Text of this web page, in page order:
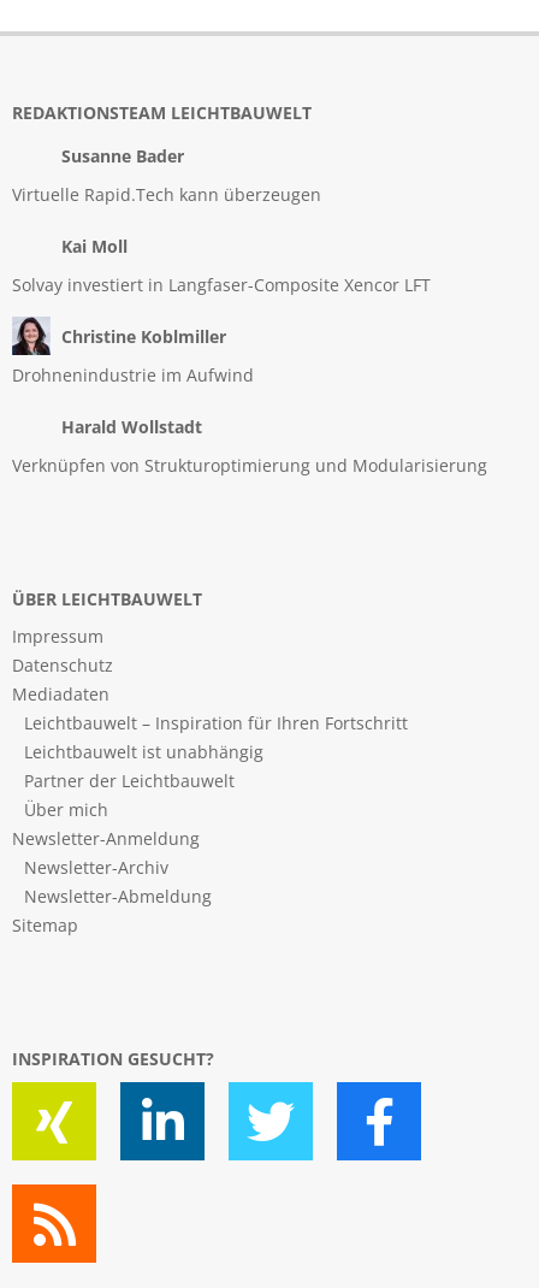
REDAKTIONSTEAM LEICHTBAUWELT
Susanne Bader
Virtuelle Rapid.Tech kann überzeugen
Kai Moll
Solvay investiert in Langfaser-Composite Xencor LFT
Christine Koblmiller
Drohnenindustrie im Aufwind
Harald Wollstadt
Verknüpfen von Strukturoptimierung und Modularisierung
ÜBER LEICHTBAUWELT
Impressum
Datenschutz
Mediadaten
Leichtbauwelt – Inspiration für Ihren Fortschritt
Leichtbauwelt ist unabhängig
Partner der Leichtbauwelt
Über mich
Newsletter-Anmeldung
Newsletter-Archiv
Newsletter-Abmeldung
Sitemap
INSPIRATION GESUCHT?